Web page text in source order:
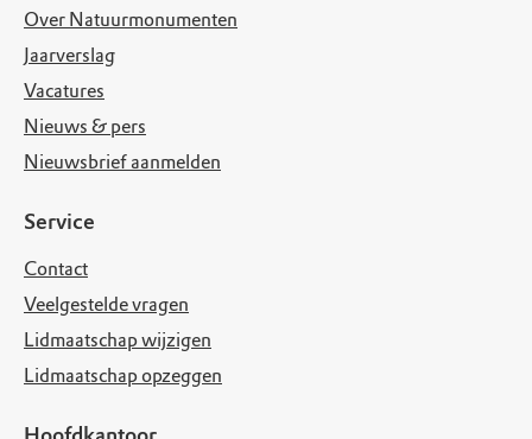
Over Natuurmonumenten
Jaarverslag
Vacatures
Nieuws & pers
Nieuwsbrief aanmelden
Service
Contact
Veelgestelde vragen
Lidmaatschap wijzigen
Lidmaatschap opzeggen